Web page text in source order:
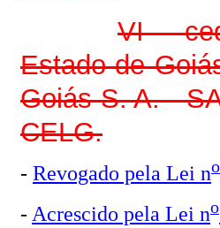
VI -
Estado de
Goiás S. A. -
CELG.
- Revogado pela Lei no
- Acrescido pela Lei no